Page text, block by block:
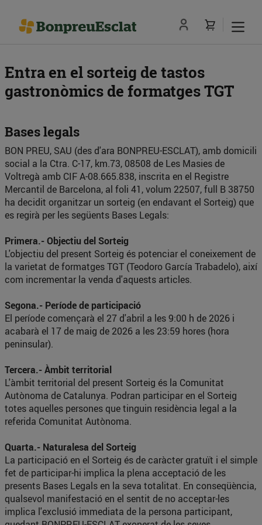
Entra en el sorteig de tastos
gastronòmics de formatges TGT
Bases legals
BON PREU, SAU (des d'ara BONPREU-ESCLAT), amb domicili
social a la Ctra. C-17, km.73, 08508 de Les Masies de
Voltregà amb CIF A-08.665.838, inscrita en el Registre
Mercantil de Barcelona, al foli 41, volum 22507, full B 38750
ha decidit organitzar un sorteig (en endavant el Sorteig) que
es regirà per les següents Bases Legals:
Primera.- Objectiu del Sorteig
L'objectiu del present Sorteig és potenciar el coneixement de
la varietat de formatges TGT (Teodoro García Trabadelo), així
com incrementar la venda d'aquests articles.
Segona.- Període de participació
El període començarà el 27 d'abril a les 9:00 h de 2026 i
acabarà el 17 de maig de 2026 a les 23:59 hores (hora
peninsular).
Tercera.- Àmbit territorial
L'àmbit territorial del present Sorteig és la Comunitat
Autònoma de Catalunya. Podran participar en el Sorteig
totes aquelles persones que tinguin residència legal a la
referida Comunitat Autònoma.
Quarta.- Naturalesa del Sorteig
La participació en el Sorteig és de caràcter gratuït i el simple
fet de participar-hi implica la plena acceptació de les
presents Bases Legals en la seva totalitat. En conseqüència,
qualsevol manifestació en el sentit de no acceptar-les
implica l'exclusió immediata de la persona participant,